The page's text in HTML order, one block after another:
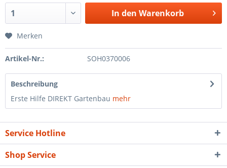
In den Warenkorb
Merken
Artikel-Nr.: SOH0370006
Beschreibung
Erste Hilfe DIREKT Gartenbau mehr
Service Hotline
Shop Service